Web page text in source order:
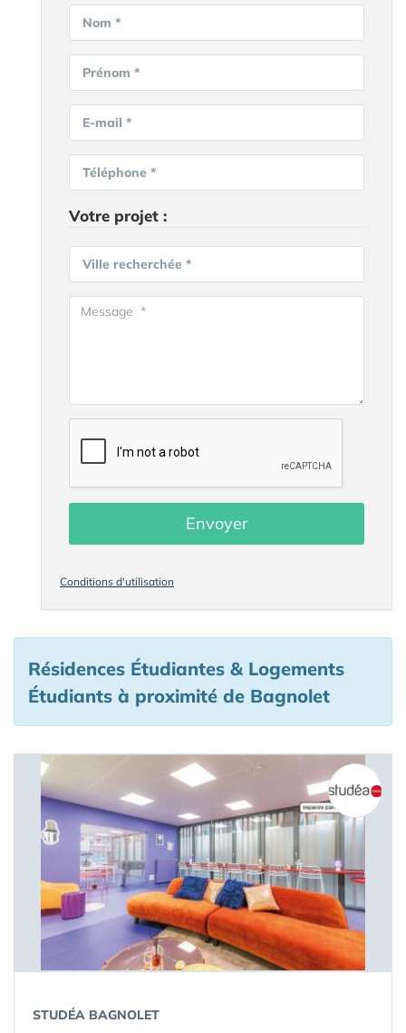
Nom *
Prénom *
E-mail *
Téléphone *
Votre projet :
Ville recherchée *
Envoyer
Conditions d'utilisation
Résidences Étudiantes & Logements
Étudiants à proximité de Bagnolet
STUDÉA BAGNOLET